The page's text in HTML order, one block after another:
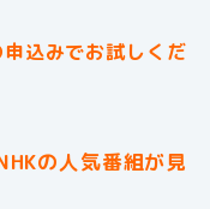
込みでお試しくだ
の人気番組が見